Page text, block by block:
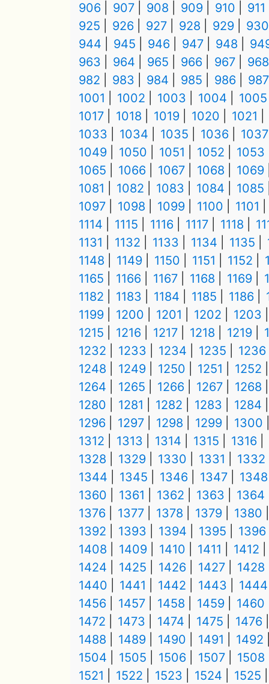
906
907 908 909 910
911
925
926 927 928 929
930
944
945 946 947 948
963
964 965 966 967
968
982
983 984 985 986
987
1001
1002 1003 1004
1005
1017
1018 1019 1020
1021
1033
1034 1035 1036
1037
1049
1050 1051 1052
1053
1065
1066 1067 1068
1069
1081
1082 1083 1084
1085
1097
1098 1099 1100
1101
1114
1115 1116 1117 1118
1131
1132 1133 1134 1135
1148
1149 1150 1151 1152
1165
1166 1167 1168 1169
1182
1183 1184 1185 1186
1199
1200 1201 1202
1203
1215
1216 1217 1218 1219
1232
1233 1234 1235
1236
1248
1249 1250 1251
1252
1264
1265 1266 1267
1268
1280
1281 1282 1283
1284
1296
1297 1298 1299
1300
1312
1313 1314 1315
1316
1328
1329 1330 1331
1332
1344
1345 1346 1347
1348
1360
1361 1362 1363
1364
1376
1377 1378 1379
1380
1392
1393 1394 1395
1396
1408
1409 1410 1411
1412
1424
1425 1426 1427
1428
1440
1441 1442 1443
1444
1456
1457 1458 1459
1460
1472
1473 1474 1475
1476
1488
1489 1490 1491
1492
1504
1505 1506 1507
1508
1521
1522 1523 1524 1525